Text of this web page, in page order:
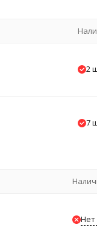
2
7
Нет